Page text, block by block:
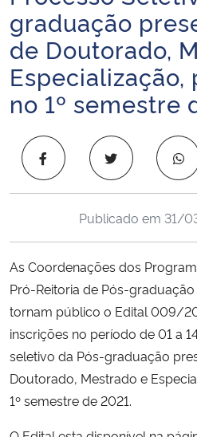
Ministério da Cidadania
Ministério da Saúde
Ministério da Ciência, Tecnologia,
Ministério do Desenvolvimento Regional
Controladoria-Geral da União
Ministério da Mulher, da Família e dos
graduação
de Doutorado,
Especialização,
no 1º semestre
Publicado em 31/
As Coordenações dos
Pró-Reitoria de Pós-graduação
tornam público o Edital 009/
inscrições no período de 01 a
seletivo da Pós-graduação
Doutorado, Mestrado e
1º semestre de 2021.